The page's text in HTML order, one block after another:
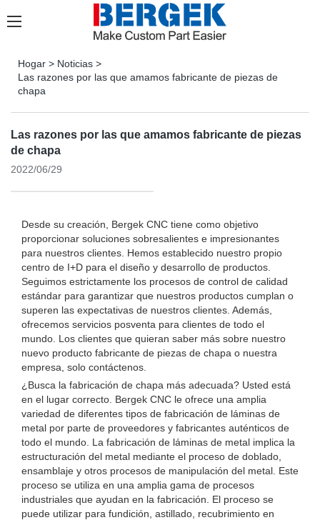
Hogar > Noticias >
Las razones por las que amamos fabricante de piezas de
chapa
Las razones por las que amamos fabricante de piezas
de chapa
2022/06/29
Desde su creación, Bergek CNC tiene como objetivo
proporcionar soluciones sobresalientes e impresionantes
para nuestros clientes. Hemos establecido nuestro propio
centro de I+D para el diseño y desarrollo de productos.
Seguimos estrictamente los procesos de control de calidad
estándar para garantizar que nuestros productos cumplan o
superen las expectativas de nuestros clientes. Además,
ofrecemos servicios posventa para clientes de todo el
mundo. Los clientes que quieran saber más sobre nuestro
nuevo producto fabricante de piezas de chapa o nuestra
empresa, solo contáctenos.
¿Busca la fabricación de chapa más adecuada? Usted está
en el lugar correcto. Bergek CNC le ofrece una amplia
variedad de diferentes tipos de fabricación de láminas de
metal por parte de proveedores y fabricantes auténticos de
todo el mundo. La fabricación de láminas de metal implica la
estructuración del metal mediante el proceso de doblado,
ensamblaje y otros procesos de manipulación del metal. Este
proceso se utiliza en una amplia gama de procesos
industriales que ayudan en la fabricación. El proceso se
puede utilizar para fundición, astillado, recubrimiento en